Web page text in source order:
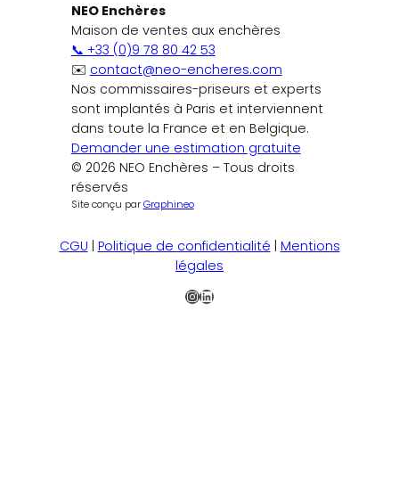
NEO Enchères
Maison de ventes aux enchères
📞 +33 (0)9 78 80 42 53
✉️ contact@neo-encheres.com
Nos commissaires-priseurs et experts
sont implantés à Paris et interviennent
dans toute la France et en Belgique.
Demander une estimation gratuite
© 2026 NEO Enchères – Tous droits
réservés
Site conçu parGraphineo
CGU Politique de confidentialité Mentions
légales
Instagram
LinkedIn